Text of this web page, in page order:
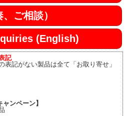
ご相談）
(English)
記
表記がない製品は全て「お取り寄せ」
ンペーン】